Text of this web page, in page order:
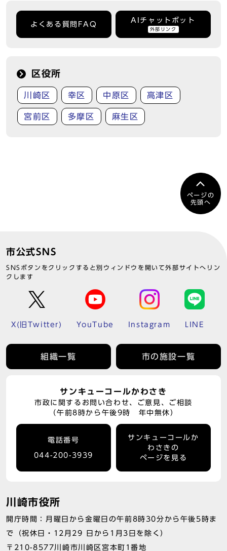
よくある質問FAQ
AIチャットボット
外部リンク
区役所
川崎区 幸区 中原区 高津区
宮前区 多摩区 麻生区
ページの
先頭へ
市公式SNS
SNSボタンをクリックすると別ウィンドウを開いて外部サイトへリン
クします
X(旧Twitter) YouTube Instagram LINE
組織一覧 市の施設一覧
サンキューコールかわさき
市政に関するお問い合わせ、ご意見、ご相談
（午前8時から午後9時 年中無休）
電話番号
044-200-3939
サンキューコールか
わさきの
ページを見る
川崎市役所
開庁時間：月曜日から金曜日の午前8時30分から午後5時ま
で（祝休日・12月29 日から1月3日を除く）
〒210-8577川崎市川崎区宮本町1番地